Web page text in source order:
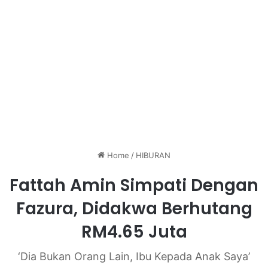
Home / HIBURAN
Fattah Amin Simpati Dengan
Fazura, Didakwa Berhutang
RM4.65 Juta
‘Dia Bukan Orang Lain, Ibu Kepada Anak Saya’